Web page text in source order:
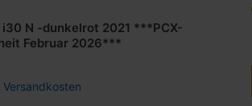
N -dunkelrot 2021 ***PCX-
Februar 2026***
Versandkosten